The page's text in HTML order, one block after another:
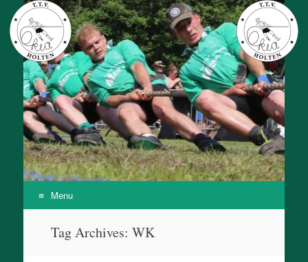
T.T.V. Okia
Onze Kracht Is Achteruit
Menu
Tag Archives: WK